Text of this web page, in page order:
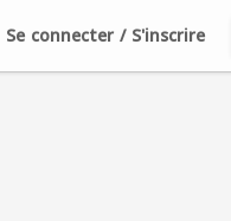
Se connecter / S'inscrire